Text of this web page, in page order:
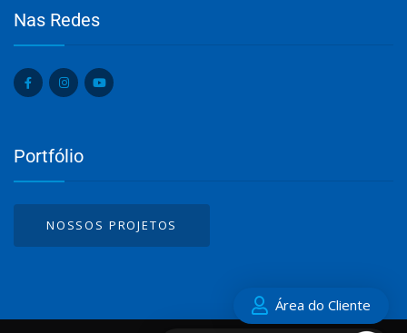
Nas Redes
Portfólio
NOSSOS PROJETOS
Área do Cliente
Olá, insira seus dados para continuar.
Nome
Número de celular